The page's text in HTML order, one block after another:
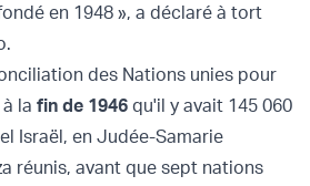
en 1948 », a déclaré à tort
des Nations unies pour
la fin de 1946 qu'il y avait 145 060
Israël, en Judée-Samarie
réunis, avant que sept nations